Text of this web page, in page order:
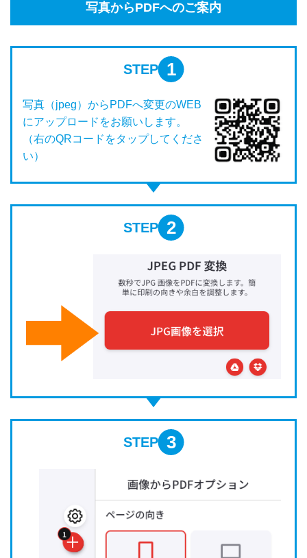
写真からPDFへのご案内
STEP 1
写真（jpeg）からPDFへ変更のWEB
にアップロードをお願いします。
（右のQRコードをタップしてくださ
い）
STEP 2
STEP 3